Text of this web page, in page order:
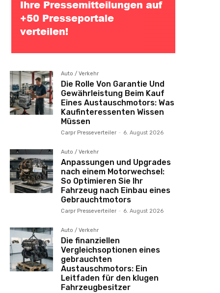
Auto / Verkehr
Die Rolle Von Garantie Und
Gewährleistung Beim Kauf
Eines Austauschmotors: Was
Kaufinteressenten Wissen
Müssen
Carpr Presseverteiler - 6. August 2026
Auto / Verkehr
Anpassungen und Upgrades
nach einem Motorwechsel:
So Optimieren Sie Ihr
Fahrzeug nach Einbau eines
Gebrauchtmotors
Carpr Presseverteiler - 6. August 2026
Auto / Verkehr
Die finanziellen
Vergleichsoptionen eines
gebrauchten
Austauschmotors: Ein
Leitfaden für den klugen
Fahrzeugbesitzer